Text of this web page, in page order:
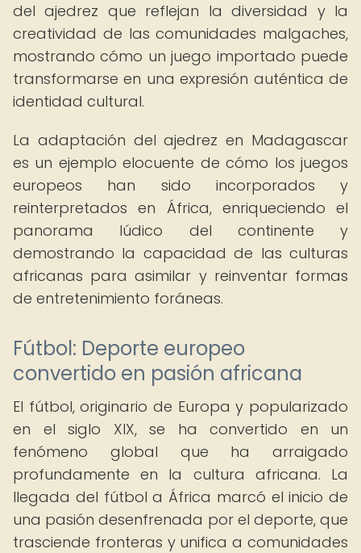
del ajedrez que reflejan la diversidad y la
creatividad de las comunidades malgaches,
mostrando cómo un juego importado puede
transformarse en una expresión auténtica de
identidad cultural.
La adaptación del ajedrez en Madagascar
es un ejemplo elocuente de cómo los juegos
europeos han sido incorporados y
reinterpretados en África, enriqueciendo el
panorama lúdico del continente y
demostrando la capacidad de las culturas
africanas para asimilar y reinventar formas
de entretenimiento foráneas.
Fútbol: Deporte europeo
convertido en pasión africana
El fútbol, originario de Europa y popularizado
en el siglo XIX, se ha convertido en un
fenómeno global que ha arraigado
profundamente en la cultura africana. La
llegada del fútbol a África marcó el inicio de
una pasión desenfrenada por el deporte, que
trasciende fronteras y unifica a comunidades